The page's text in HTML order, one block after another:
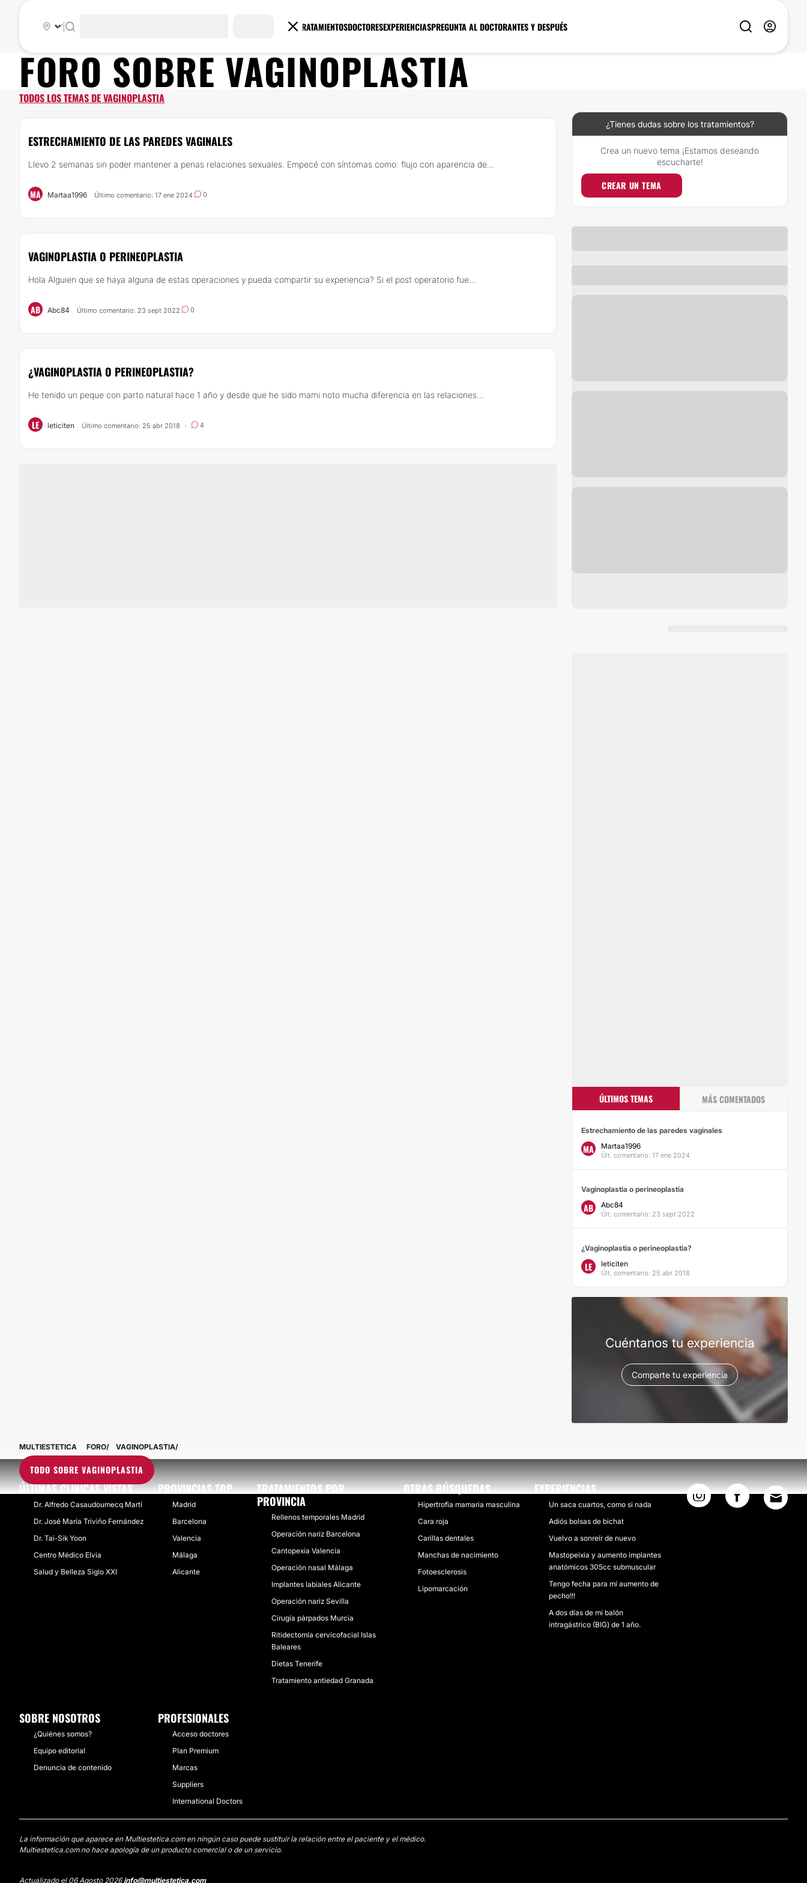
TRATAMIENTOSDOCTORESEXPERIENCIASPREGUNTA AL DOCTORANTES Y DESPUÉS
|
FORO SOBREVAGINOPLASTIA
TODOS LOS TEMAS DE VAGINOPLASTIA
ESTRECHAMIENTO DE LAS PAREDES VAGINALES
Llevo 2 semanas sin poder mantener a penas relaciones sexuales. Empecé con síntomas como: flujo con aparencia de...
MA Martaa1996 Último comentario: 17 ene 2024 0
VAGINOPLASTIA O PERINEOPLASTIA
Hola Alguien que se haya alguna de estas operaciones y pueda compartir su experiencia? Si el post operatorio fue...
AB Abc84 Último comentario: 23 sept 2022 0
¿VAGINOPLASTIA O PERINEOPLASTIA?
He tenido un peque con parto natural hace 1 año y desde que he sido mami noto mucha diferencia en las relaciones...
LE leticiten Último comentario: 25 abr 2018 · 4
¿Tienes dudas sobre los tratamientos?
Crea un nuevo tema ¡Estamos deseando
escucharte!
CREAR UN TEMA
ÚLTIMOS TEMAS MÁS COMENTADOS
Estrechamiento de las paredes vaginales
MA Martaa1996
Últ. comentario: 17 ene 2024
Vaginoplastia o perineoplastia
AB Abc84
Últ. comentario: 23 sept 2022
¿Vaginoplastia o perineoplastia?
LE leticiten
Últ. comentario: 25 abr 2018
Cuéntanos tu experiencia
Comparte tu experiencia
TODO SOBRE VAGINOPLASTIA
MULTIESTETICA FORO VAGINOPLASTIA
ÚLTIMAS CLÍNICAS VISTAS
Dr. Alfredo Casaudoumecq Martí
Dr. José María Triviño Fernández
Dr. Tai-Sik Yoon
Centro Médico Elvia
Salud y Belleza Siglo XXI
PROVINCIAS TOP
Madrid
Barcelona
Valencia
Málaga
Alicante
TRATAMIENTOS POR
PROVINCIA
Rellenos temporales Madrid
Operación nariz Barcelona
Cantopexia Valencia
Operación nasal Málaga
Implantes labiales Alicante
Operación nariz Sevilla
Cirugía párpados Murcia
Ritidectomía cervicofacial Islas
Baleares
Dietas Tenerife
Tratamiento antiedad Granada
OTRAS BÚSQUEDAS
Hipertrofia mamaria masculina
Cara roja
Carillas dentales
Manchas de nacimiento
Fotoesclerosis
Lipomarcación
EXPERIENCIAS
Un saca cuartos, como si nada
Adiós bolsas de bichat
Vuelvo a sonreír de nuevo
Mastopeixia y aumento implantes
anatómicos 305cc submuscular
Tengo fecha para mí aumento de
pecho!!!
A dos días de mi balón
intragástrico (BIG) de 1 año.
SOBRE NOSOTROS
¿Quiénes somos?
Equipo editorial
Denuncia de contenido
PROFESIONALES
Acceso doctores
Plan Premium
Marcas
Suppliers
International Doctors
La información que aparece en Multiestetica.com en ningún caso puede sustituir la relación entre el paciente y el médico.
Multiestetica.com no hace apología de un producto comercial o de un servicio.
Actualizado el 06 Agosto 2026info@multiestetica.com